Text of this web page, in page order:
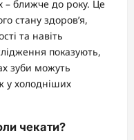
– ближче до року. Це
стану здоров’я,
та навіть
показують,
зуби можуть
у холодніших
чекати?